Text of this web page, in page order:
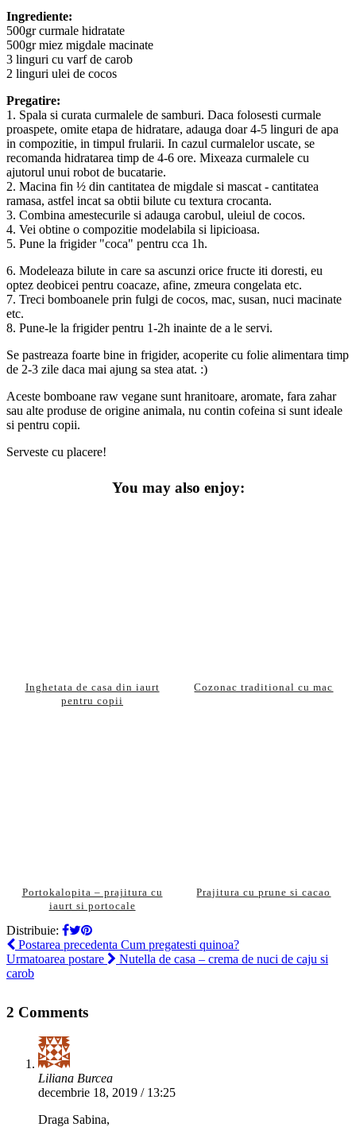
Ingrediente:
500gr curmale hidratate
500gr miez migdale macinate
3 linguri cu varf de carob
2 linguri ulei de cocos
Pregatire:
1. Spala si curata curmalele de samburi. Daca folosesti curmale
proaspete, omite etapa de hidratare, adauga doar 4-5 linguri de apa
in compozitie, in timpul frularii. In cazul curmalelor uscate, se
recomanda hidratarea timp de 4-6 ore. Mixeaza curmalele cu
ajutorul unui robot de bucatarie.
2. Macina fin ½ din cantitatea de migdale si mascat - cantitatea
ramasa, astfel incat sa obtii bilute cu textura crocanta.
3. Combina amestecurile si adauga carobul, uleiul de cocos.
4. Vei obtine o compozitie modelabila si lipicioasa.
5. Pune la frigider "coca" pentru cca 1h.
6. Modeleaza bilute in care sa ascunzi orice fructe iti doresti, eu
optez deobicei pentru coacaze, afine, zmeura congelata etc.
7. Treci bomboanele prin fulgi de cocos, mac, susan, nuci macinate
etc.
8. Pune-le la frigider pentru 1-2h inainte de a le servi.
Se pastreaza foarte bine in frigider, acoperite cu folie alimentara timp
de 2-3 zile daca mai ajung sa stea atat. :)
Aceste bomboane raw vegane sunt hranitoare, aromate, fara zahar
sau alte produse de origine animala, nu contin cofeina si sunt ideale
si pentru copii.
Serveste cu placere!
You may also enjoy:
Inghetata de casa din iaurt
pentru copii
Cozonac traditional cu mac
Portokalopita – prajitura cu
iaurt si portocale
Prajitura cu prune si cacao
Distribuie:
Postarea precedenta Cum pregatesti quinoa?
Urmatoarea postare
Nutella de casa – crema de nuci de caju si
carob
2 Comments
Liliana Burcea
decembrie 18, 2019 / 13:25
Draga Sabina,